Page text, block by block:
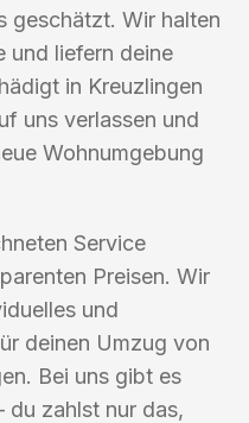
geschätzt. Wir halten
und liefern deine
in Kreuzlingen
uns verlassen und
Wohnumgebung
Service
Preisen. Wir
und
deinen Umzug von
Bei uns gibt es
du zahlst nur das,